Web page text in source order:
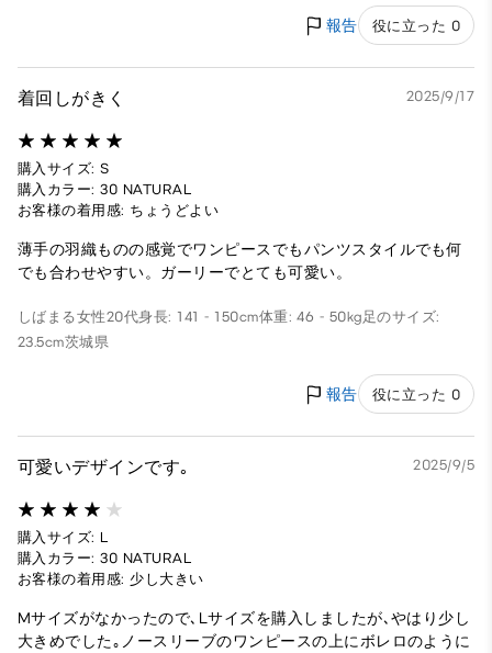
報告 役に立った 0
着回しがきく 2025/9/17
購入サイズ: S
購入カラー: 30 NATURAL
お客様の着用感: ちょうどよい
薄手の羽織ものの感覚でワンピースでもパンツスタイルでも何
でも合わせやすい。ガーリーでとても可愛い。
しばまる女性20代身長: 141 - 150cm体重: 46 - 50kg足のサイズ:
23.5cm茨城県
報告 役に立った 0
可愛いデザインです｡ 2025/9/5
購入サイズ: L
購入カラー: 30 NATURAL
お客様の着用感: 少し大きい
Mサイズがなかったので､Lサイズを購入しましたが､やはり少し
大きめでした｡ノースリーブのワンピースの上にボレロのように